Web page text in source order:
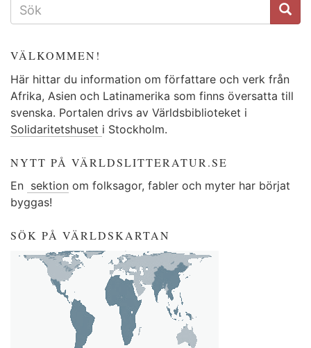
VÄLKOMMEN!
Här hittar du information om författare och verk från
Afrika, Asien och Latinamerika som finns översatta till
svenska. Portalen drivs av Världsbiblioteket i
Solidaritetshuset i Stockholm.
NYTT PÅ VÄRLDSLITTERATUR.SE
En sektion om folksagor, fabler och myter har börjat
byggas!
SÖK PÅ VÄRLDSKARTAN